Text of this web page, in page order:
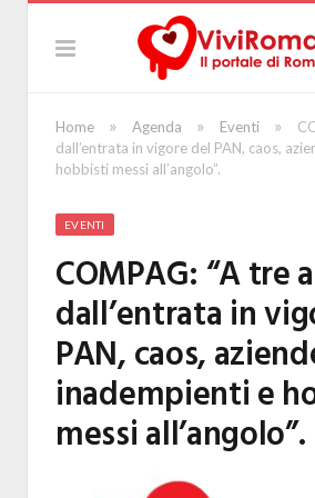
Home » Agenda » Eventi »
dall’entrata in vigore del PAN, caos,
hobbisti messi all’angolo”.
EVENTI
COMPAG: “A tre
dall’entrata in
PAN, caos,
inadempienti e
messi all’angolo”.